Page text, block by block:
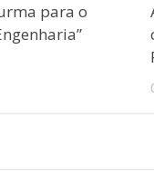
para o